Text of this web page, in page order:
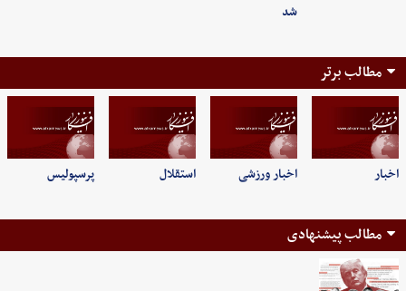
شد
مطالب برتر
اخبار اخبار ورزشی استقلال پرسپولیس
مطالب پیشنهادی